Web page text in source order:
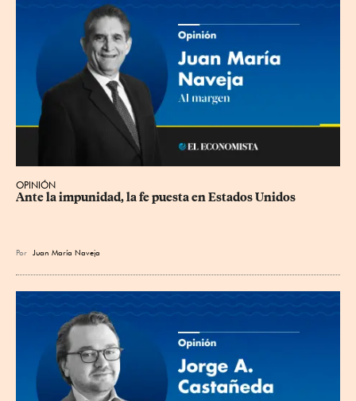
OPINIÓN
Ante la impunidad, la fe puesta en Estados Unidos
Por Juan María Naveja